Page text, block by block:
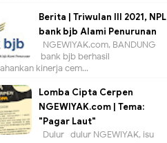
Berita | Triwulan III 2021, NPL
bank bjb Alami Penurunan
NGEWIYAK.com, BANDUNG —
bank bjb berhasil
kinerja cem...
Lomba Cipta Cerpen
NGEWIYAK.com | Tema:
"Pagar Laut"
Dulur- dulur NGEWIYAK, isu